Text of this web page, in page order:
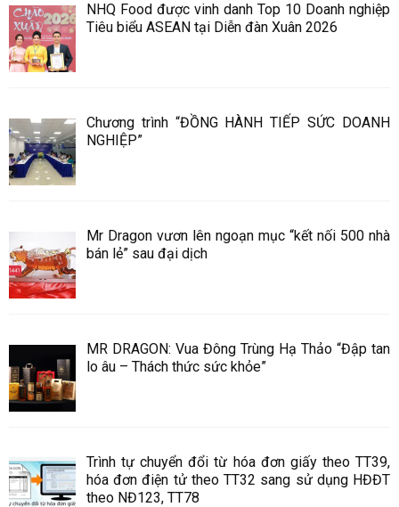
NHQ Food được vinh danh Top 10 Doanh nghiệp
Tiêu biểu ASEAN tại Diễn đàn Xuân 2026
Chương trình “ĐỒNG HÀNH TIẾP SỨC DOANH
NGHIỆP”
Mr Dragon vươn lên ngoạn mục “kết nối 500 nhà
bán lẻ” sau đại dịch
MR DRAGON: Vua Đông Trùng Hạ Thảo “Đập tan
lo âu – Thách thức sức khỏe”
Trình tự chuyển đổi từ hóa đơn giấy theo TT39,
hóa đơn điện tử theo TT32 sang sử dụng HĐĐT
theo NĐ123, TT78